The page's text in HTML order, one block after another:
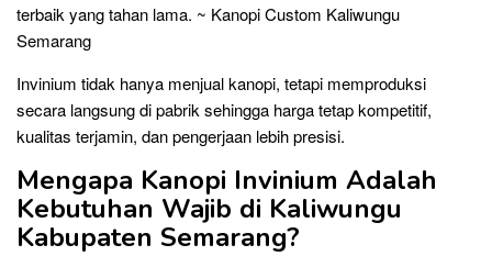
terbaik yang tahan lama. ~ Kanopi Custom Kaliwungu
Semarang
Invinium tidak hanya menjual kanopi, tetapi memproduksi
secara langsung di pabrik sehingga harga tetap kompetitif,
kualitas terjamin, dan pengerjaan lebih presisi.
Mengapa Kanopi Invinium Adalah
Kebutuhan Wajib di Kaliwungu
Kabupaten Semarang?